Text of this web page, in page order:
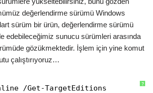
değerlendirme sürümü Windows
sürüm bir ürün, değerlendirme sürümü
edebileceğimiz sunucu sürümleri arasında
gözükmektedir. İşlem için yine komut
çalıştırıyoruz…
?
/Get-TargetEditions